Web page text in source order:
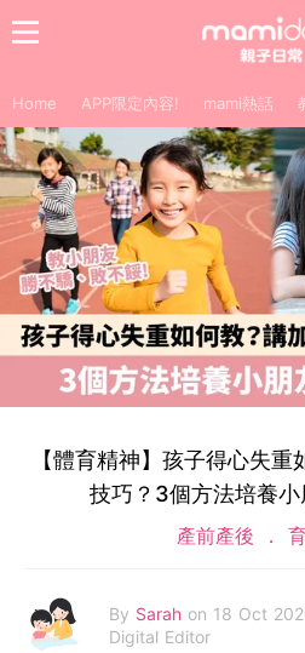
Home APP限定內容! mami熱話
【體育精神】孩子得心失
技巧？3個方法培養
產前產後
By Sarah on 18 Oct
Digital Editor